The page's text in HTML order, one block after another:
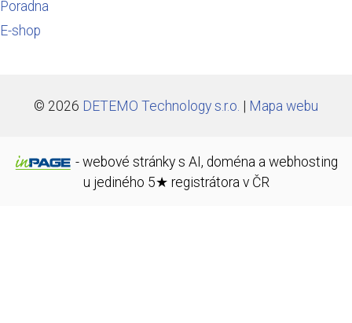
Poradna
E-shop
© 2026 DETEMO Technology s.r.o. | Mapa webu
- webové stránky s AI, doména a webhosting
u jediného 5★ registrátora v ČR